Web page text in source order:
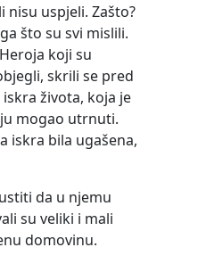
uspjeli. Zašto?
što su svi mislili.
koji su
skrili se pred
života, koja je
mogao utrnuti.
iskra bila ugašena,
da u njemu
su veliki i mali
domovinu.